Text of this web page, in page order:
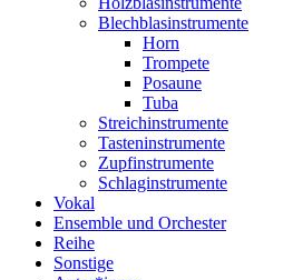
Blechblasinstrumente
Horn
Trompete
Posaune
Tuba
Streichinstrumente
Tasteninstrumente
Zupfinstrumente
Schlaginstrumente
Vokal
Ensemble und Orchester
Reihe
Sonstige